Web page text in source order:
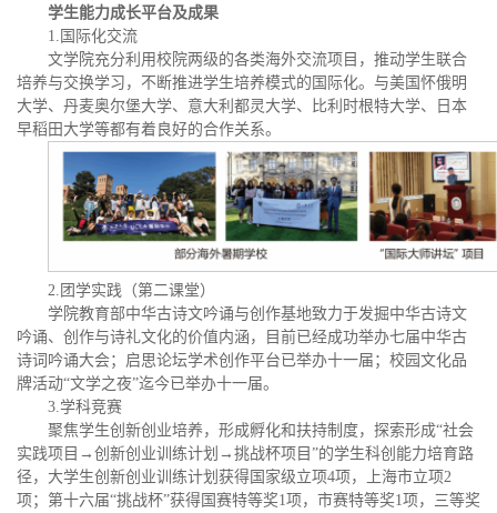
学生能力成长平台及成果
1.国际化交流
文学院充分利用校院两级的各类海外交流项目，推动学生联合
培养与交换学习，不断推进学生培养模式的国际化。与美国怀俄明
大学、丹麦奥尔堡大学、意大利都灵大学、比利时根特大学、日本
早稻田大学等都有着良好的合作关系。
2.团学实践（第二课堂）
学院教育部中华古诗文吟诵与创作基地致力于发掘中华古诗文
吟诵、创作与诗礼文化的价值内涵，目前已经成功举办七届中华古
诗词吟诵大会；启思论坛学术创作平台已举办十一届；校园文化品
牌活动“文学之夜”迄今已举办十一届。
3.学科竞赛
聚焦学生创新创业培养，形成孵化和扶持制度，探索形成“社会
实践项目→创新创业训练计划→挑战杯项目”的学生科创能力培育路
径，大学生创新创业训练计划获得国家级立项4项，上海市立项2
项；第十六届“挑战杯”获得国赛特等奖1项，市赛特等奖1项，三等奖